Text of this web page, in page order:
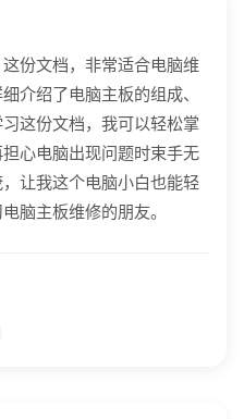
份文档，非常适合电脑维
介绍了电脑主板的组成、
这份文档，我可以轻松掌
心电脑出现问题时束手无
让我这个电脑小白也能轻
脑主板维修的朋友。